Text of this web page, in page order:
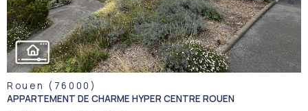
Rouen (76000)
APPARTEMENT DE CHARME HYPER CENTRE ROUEN